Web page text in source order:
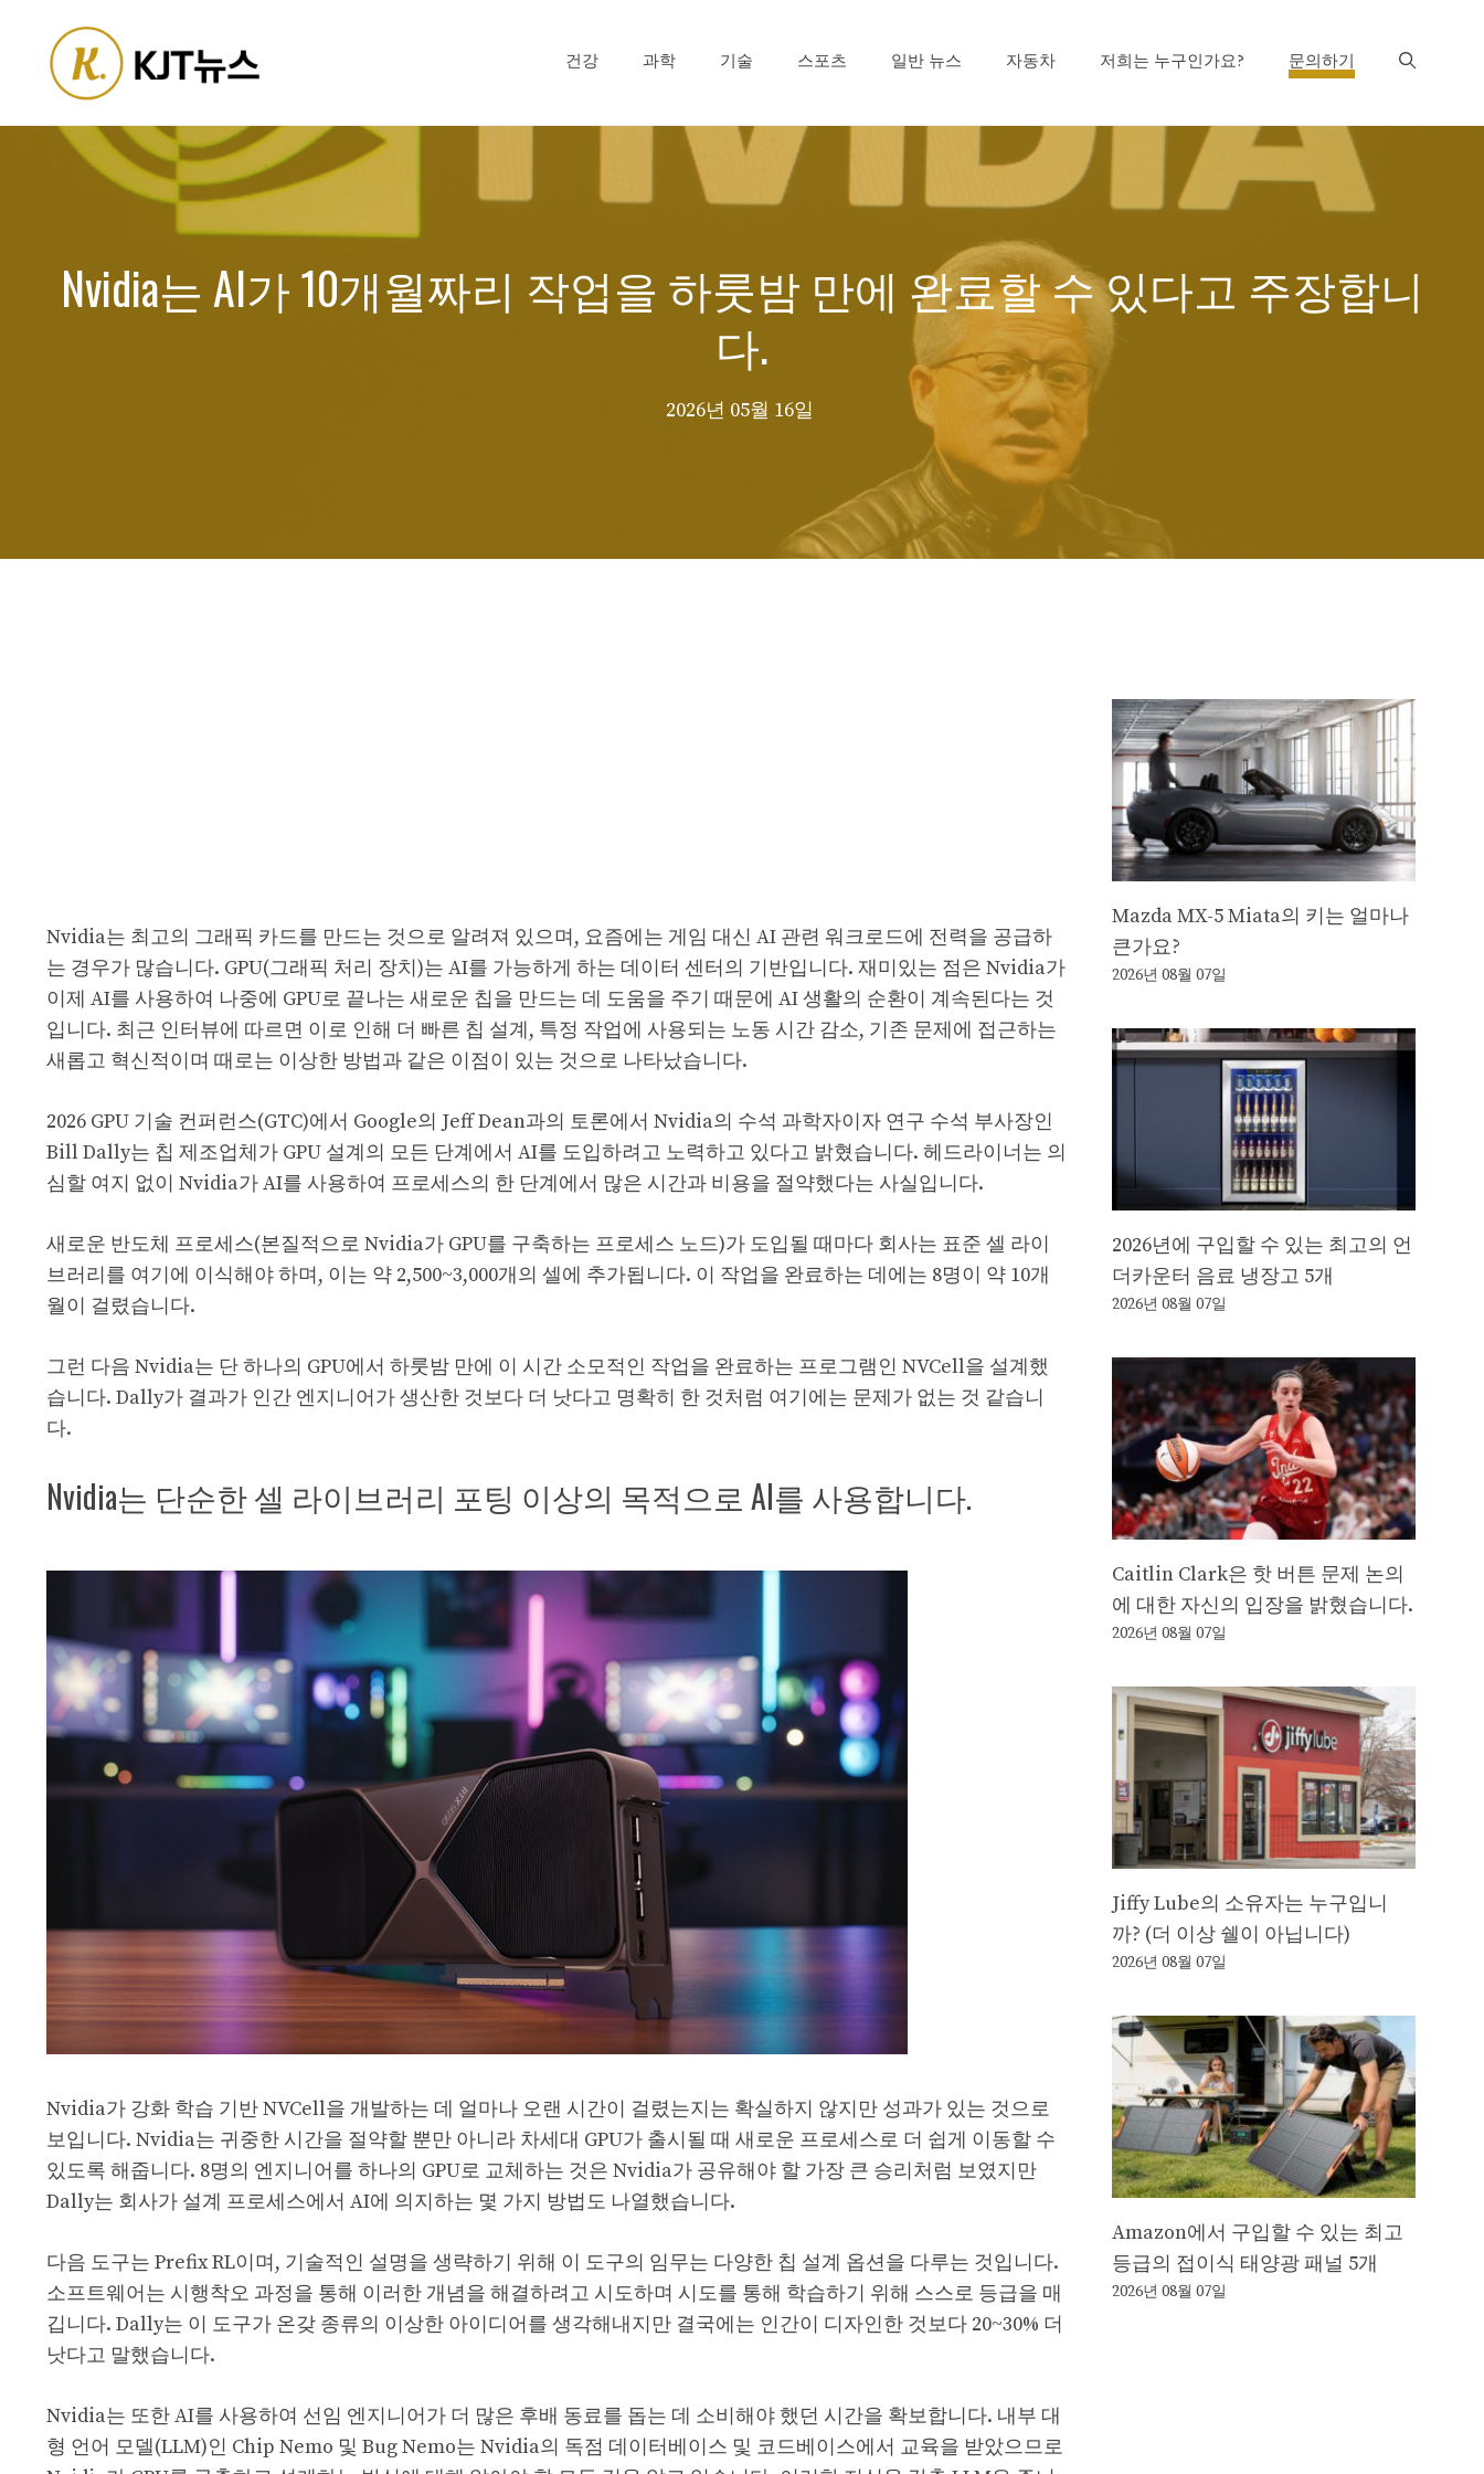
content
건강 과학 기술 스포츠 일반 뉴스 자동차 저희는 누구인가요? 문의하기
Nvidia는 AI가 10개월짜리 작업을 하룻밤 만에 완료할 수 있다고 주장합니
다.
2026년 05월 16일
Nvidia는 최고의 그래픽 카드를 만드는 것으로 알려져 있으며, 요즘에는 게임 대신 AI 관련 워크로드에 전력을 공급하
는 경우가 많습니다. GPU(그래픽 처리 장치)는 AI를 가능하게 하는 데이터 센터의 기반입니다. 재미있는 점은 Nvidia가
이제 AI를 사용하여 나중에 GPU로 끝나는 새로운 칩을 만드는 데 도움을 주기 때문에 AI 생활의 순환이 계속된다는 것
입니다. 최근 인터뷰에 따르면 이로 인해 더 빠른 칩 설계, 특정 작업에 사용되는 노동 시간 감소, 기존 문제에 접근하는
새롭고 혁신적이며 때로는 이상한 방법과 같은 이점이 있는 것으로 나타났습니다.
2026 GPU 기술 컨퍼런스(GTC)에서 Google의 Jeff Dean과의 토론에서 Nvidia의 수석 과학자이자 연구 수석 부사장인
Bill Dally는 칩 제조업체가 GPU 설계의 모든 단계에서 AI를 도입하려고 노력하고 있다고 밝혔습니다. 헤드라이너는 의
심할 여지 없이 Nvidia가 AI를 사용하여 프로세스의 한 단계에서 많은 시간과 비용을 절약했다는 사실입니다.
새로운 반도체 프로세스(본질적으로 Nvidia가 GPU를 구축하는 프로세스 노드)가 도입될 때마다 회사는 표준 셀 라이
브러리를 여기에 이식해야 하며, 이는 약 2,500~3,000개의 셀에 추가됩니다. 이 작업을 완료하는 데에는 8명이 약 10개
월이 걸렸습니다.
그런 다음 Nvidia는 단 하나의 GPU에서 하룻밤 만에 이 시간 소모적인 작업을 완료하는 프로그램인 NVCell을 설계했
습니다. Dally가 결과가 인간 엔지니어가 생산한 것보다 더 낫다고 명확히 한 것처럼 여기에는 문제가 없는 것 같습니
다.
Nvidia는 단순한 셀 라이브러리 포팅 이상의 목적으로 AI를 사용합니다.
Nvidia가 강화 학습 기반 NVCell을 개발하는 데 얼마나 오랜 시간이 걸렸는지는 확실하지 않지만 성과가 있는 것으로
보입니다. Nvidia는 귀중한 시간을 절약할 뿐만 아니라 차세대 GPU가 출시될 때 새로운 프로세스로 더 쉽게 이동할 수
있도록 해줍니다. 8명의 엔지니어를 하나의 GPU로 교체하는 것은 Nvidia가 공유해야 할 가장 큰 승리처럼 보였지만
Dally는 회사가 설계 프로세스에서 AI에 의지하는 몇 가지 방법도 나열했습니다.
다음 도구는 Prefix RL이며, 기술적인 설명을 생략하기 위해 이 도구의 임무는 다양한 칩 설계 옵션을 다루는 것입니다.
소프트웨어는 시행착오 과정을 통해 이러한 개념을 해결하려고 시도하며 시도를 통해 학습하기 위해 스스로 등급을 매
깁니다. Dally는 이 도구가 온갖 종류의 이상한 아이디어를 생각해내지만 결국에는 인간이 디자인한 것보다 20~30% 더
낫다고 말했습니다.
Nvidia는 또한 AI를 사용하여 선임 엔지니어가 더 많은 후배 동료를 돕는 데 소비해야 했던 시간을 확보합니다. 내부 대
형 언어 모델(LLM)인 Chip Nemo 및 Bug Nemo는 Nvidia의 독점 데이터베이스 및 코드베이스에서 교육을 받았으므로
Mazda MX-5 Miata의 키는 얼마나
큰가요?
2026년 08월 07일
2026년에 구입할 수 있는 최고의 언
더카운터 음료 냉장고 5개
2026년 08월 07일
Caitlin Clark은 핫 버튼 문제 논의
에 대한 자신의 입장을 밝혔습니다.
2026년 08월 07일
Jiffy Lube의 소유자는 누구입니
까? (더 이상 쉘이 아닙니다)
2026년 08월 07일
Amazon에서 구입할 수 있는 최고
등급의 접이식 태양광 패널 5개
2026년 08월 07일